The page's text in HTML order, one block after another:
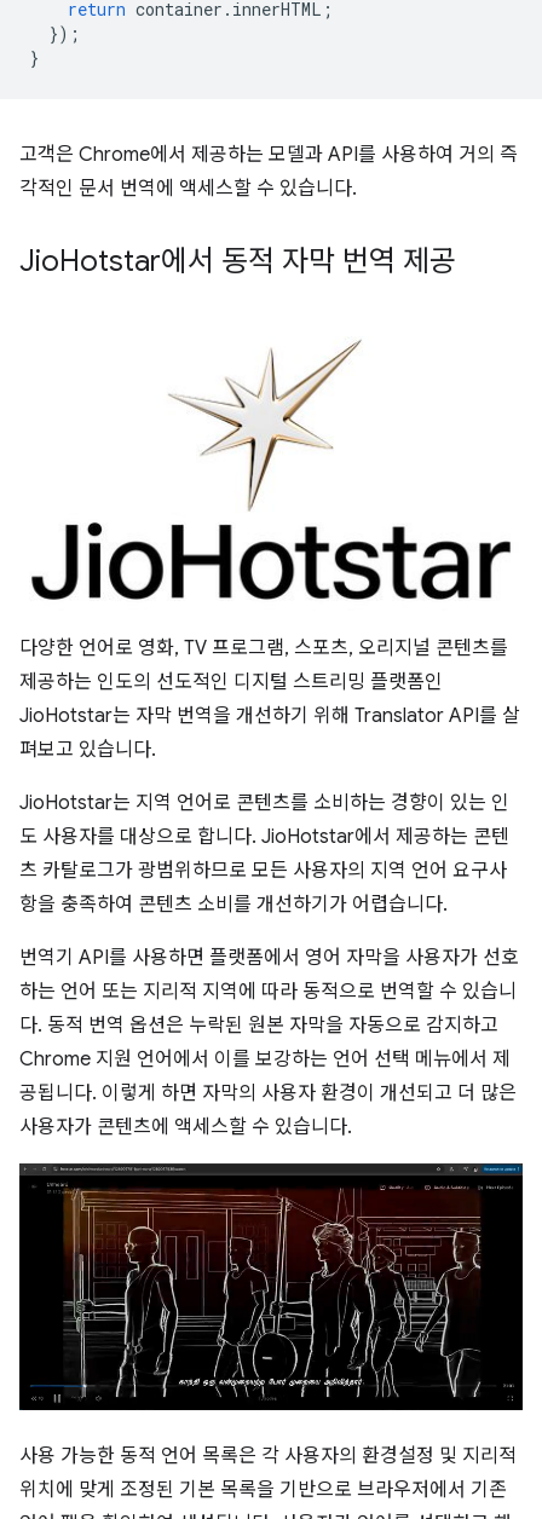
return container . innerHTML ;
});
}
고객은 Chrome에서 제공하는 모델과 API를 사용하여 거의 즉
각적인 문서 번역에 액세스할 수 있습니다.
JioHotstar에서 동적 자막 번역 제공
다양한 언어로 영화, TV 프로그램, 스포츠, 오리지널 콘텐츠를
제공하는 인도의 선도적인 디지털 스트리밍 플랫폼인
JioHotstar는 자막 번역을 개선하기 위해 Translator API를 살
펴보고 있습니다.
JioHotstar는 지역 언어로 콘텐츠를 소비하는 경향이 있는 인
도 사용자를 대상으로 합니다. JioHotstar에서 제공하는 콘텐
츠 카탈로그가 광범위하므로 모든 사용자의 지역 언어 요구사
항을 충족하여 콘텐츠 소비를 개선하기가 어렵습니다.
번역기 API를 사용하면 플랫폼에서 영어 자막을 사용자가 선호
하는 언어 또는 지리적 지역에 따라 동적으로 번역할 수 있습니
다. 동적 번역 옵션은 누락된 원본 자막을 자동으로 감지하고
Chrome 지원 언어에서 이를 보강하는 언어 선택 메뉴에서 제
공됩니다. 이렇게 하면 자막의 사용자 환경이 개선되고 더 많은
사용자가 콘텐츠에 액세스할 수 있습니다.
사용 가능한 동적 언어 목록은 각 사용자의 환경설정 및 지리적
위치에 맞게 조정된 기본 목록을 기반으로 브라우저에서 기존